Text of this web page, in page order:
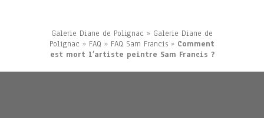
Galerie Diane de Polignac » Galerie Diane de
Polignac » FAQ » FAQ Sam Francis » Comment
est mort l’artiste peintre Sam Francis ?